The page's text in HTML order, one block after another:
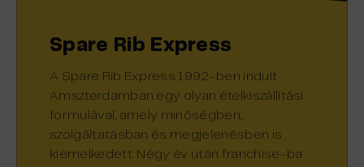
Spare Rib Express
A Spare Rib Express 1992-ben indult
Amszterdamban egy olyan ételkiszállítási
formulával, amely minőségben,
szolgáltatásban és megjelenésben is
kiemelkedett. Négy év után franchise-ba